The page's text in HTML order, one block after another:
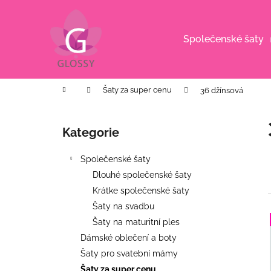
Společenské šaty
Domů Šaty za super cenu 36 džínsová
Přeskočit
kategorie
Kategorie
Společenské šaty
Dlouhé společenské šaty
Krátke společenské šaty
Šaty na svadbu
Šaty na maturitní ples
Dámské oblečení a boty
Šaty pro svatební mámy
Zpět
obchodu
Zpět
obchodu
BÍLÉ MIDI ŠATY S PUFF RUKÁVY